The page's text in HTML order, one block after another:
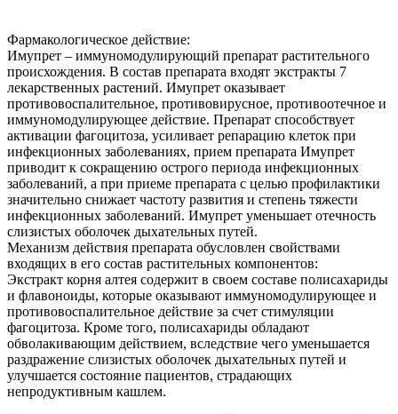
Фармакологическое действие:
Имупрет – иммуномодулирующий препарат растительного
происхождения. В состав препарата входят экстракты 7
лекарственных растений. Имупрет оказывает
противовоспалительное, противовирусное, противоотечное и
иммуномодулирующее действие. Препарат способствует
активации фагоцитоза, усиливает репарацию клеток при
инфекционных заболеваниях, прием препарата Имупрет
приводит к сокращению острого периода инфекционных
заболеваний, а при приеме препарата с целью профилактики
значительно снижает частоту развития и степень тяжести
инфекционных заболеваний. Имупрет уменьшает отечность
слизистых оболочек дыхательных путей.
Механизм действия препарата обусловлен свойствами
входящих в его состав растительных компонентов:
Экстракт корня алтея содержит в своем составе полисахариды
и флавоноиды, которые оказывают иммуномодулирующее и
противовоспалительное действие за счет стимуляции
фагоцитоза. Кроме того, полисахариды обладают
обволакивающим действием, вследствие чего уменьшается
раздражение слизистых оболочек дыхательных путей и
улучшается состояние пациентов, страдающих
непродуктивным кашлем.